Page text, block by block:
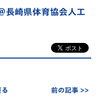
崎県体育協会人工
前の記事 >>